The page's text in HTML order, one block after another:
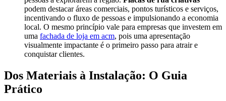
podem destacar áreas comerciais, pontos turísticos e serviços,
incentivando o fluxo de pessoas e impulsionando a economia
local. O mesmo princípio vale para empresas que investem em
uma fachada de loja em acm, pois uma apresentação
visualmente impactante é o primeiro passo para atrair e
conquistar clientes.
Dos Materiais à Instalação: O Guia
Prático